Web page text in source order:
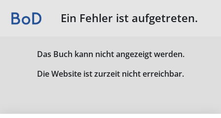
Ein Fehler ist aufgetreten.
Das Buch kann nicht angezeigt werden.
Die Website ist zurzeit nicht erreichbar.